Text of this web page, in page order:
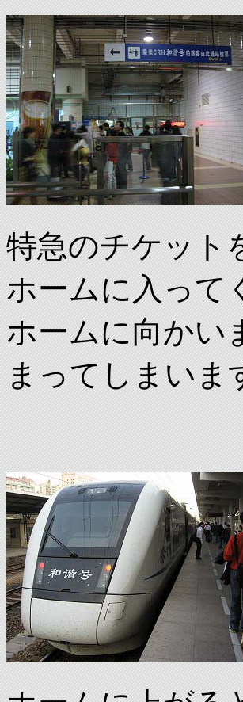
特急のチケット
ホームに入って
ホームに向か
まってしまいま